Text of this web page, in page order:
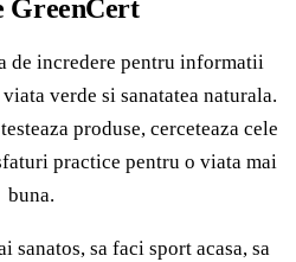
GreenCert
de incredere pentru informatii
verde si sanatatea naturala.
produse, cerceteaza cele
practice pentru o viata mai
buna.
sanatos, sa faci sport acasa, sa